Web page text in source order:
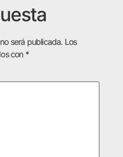
será publicada. Los
con *